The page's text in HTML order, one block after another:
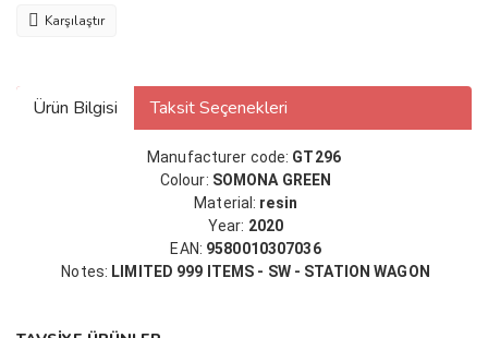
Karşılaştır
Ürün Bilgisi Taksit Seçenekleri
Manufacturer code: GT296
Colour: SOMONA GREEN
Material: resin
Year: 2020
EAN: 9580010307036
Notes: LIMITED 999 ITEMS - SW - STATION WAGON